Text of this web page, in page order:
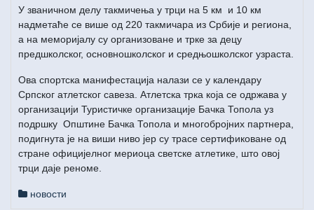
У званичном делу такмичења у трци на 5 км и 10 км
надметаће се више од 220 такмичара из Србије и региона,
а на меморијалу су организоване и трке за децу
предшколског, основношколског и средњошколског узраста.
Ова спортска манифестација налази се у календару
Српског атлетског савеза. Атлетска трка која се одржава у
организацији Туристичке организације Бачка Топола уз
подршку Општине Бачка Топола и многобројних партнера,
подигнута је на виши ниво јер су трасе сертификоване од
стране официјелног мериоца светске атлетике, што овој
трци даје реноме.
новости